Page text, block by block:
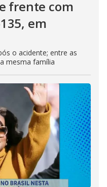
frente com
em
o acidente; entre as
mesma família